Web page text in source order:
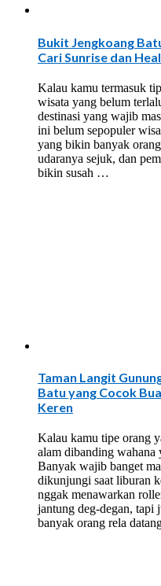
Bukit Jengkoang
Cari Sunrise dan
Kalau kamu termasuk
wisata yang belum
destinasi yang wajib
ini belum sepopuler
yang bikin banyak
udaranya sejuk, dan
bikin susah …
Taman Langit
Batu yang Cocok
Keren
Kalau kamu tipe orang
alam dibanding
Banyak wajib banget
dikunjungi saat liburan
nggak menawarkan
jantung deg-degan, tapi
banyak orang rela